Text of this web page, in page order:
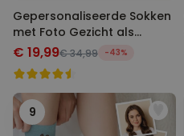
Gepersonaliseerde Sokken
met Foto Gezicht als
Superheld
€ 19,99€ 34,99 -43%
9